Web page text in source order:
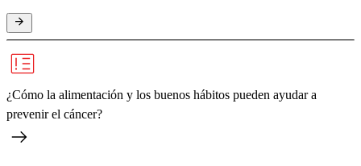
¿Cómo la alimentación y los buenos hábitos pueden ayudar a
prevenir el cáncer?